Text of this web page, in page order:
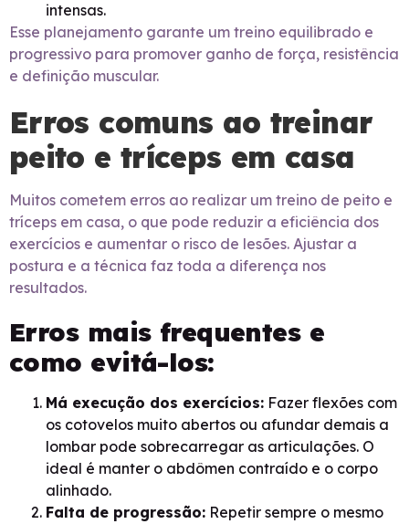
intensas.
Esse planejamento garante um treino equilibrado e
progressivo para promover ganho de força, resistência
e definição muscular.
Erros comuns ao treinar
peito e tríceps em casa
Muitos cometem erros ao realizar um treino de peito e
tríceps em casa, o que pode reduzir a eficiência dos
exercícios e aumentar o risco de lesões. Ajustar a
postura e a técnica faz toda a diferença nos
resultados.
Erros mais frequentes e
como evitá-los:
Má execução dos exercícios: Fazer flexões com
os cotovelos muito abertos ou afundar demais a
lombar pode sobrecarregar as articulações. O
ideal é manter o abdômen contraído e o corpo
alinhado.
Falta de progressão: Repetir sempre o mesmo